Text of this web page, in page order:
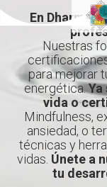
En
Nuestras
para mejorar
energética.Ya
vida o
Mindfulness,
ansiedad, o
técnicas y
vidas. Únete a
tu